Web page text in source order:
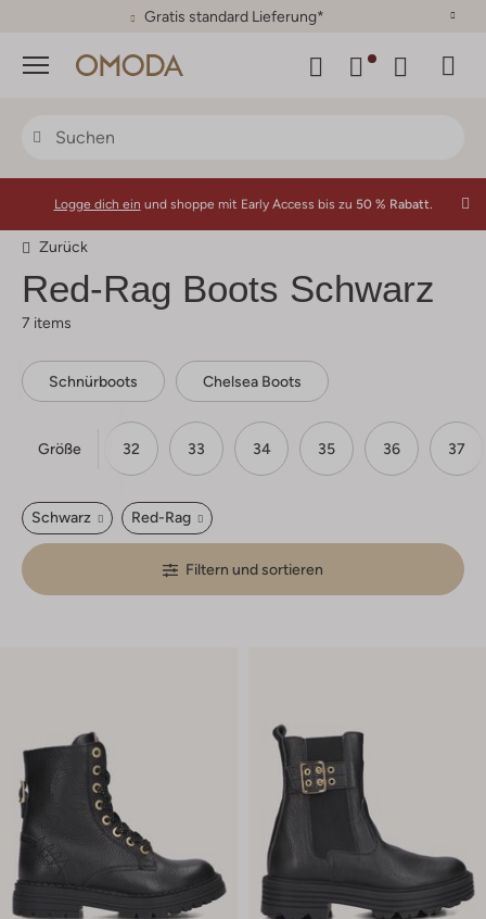
30 Tage Rückgaberecht
Menü
Logge dich ein und shoppe mit Early Access bis zu 50 % Rabatt.
Zurück
Red-Rag Boots Schwarz
7 items
Schnürboots Chelsea Boots
Größe
31 32 33 34 35 36 37
Schwarz Red-Rag
Filtern und sortieren